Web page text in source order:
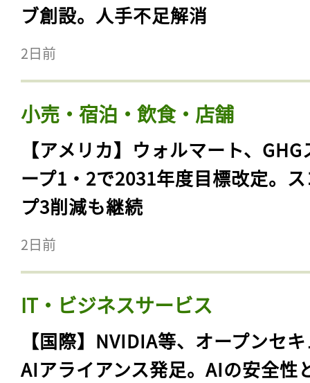
ブ創設。人手不足解消
2日前
小売・宿泊・飲食・店舗
【アメリカ】ウォルマート、GHG
ープ1・2で2031年度目標改定。
プ3削減も継続
2日前
IT・ビジネスサービス
【国際】NVIDIA等、オープンセ
AIアライアンス発足。AIの安全性